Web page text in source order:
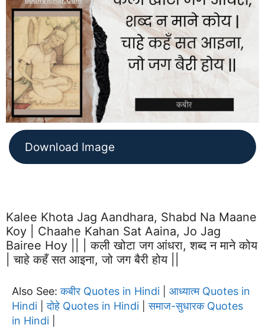
Download Image
Kalee Khota Jag Aandhara, Shabd Na Maane
Koy | Chaahe Kahan Sat Aaina, Jo Jag
Bairee Hoy || | कली खोटा जग आंधरा, शब्द न माने कोय
| चाहे कहँ सत आइना, जो जग बैरी होय ||
Also See:कबीर Quotes in Hindi
आध्यात्म Quotes in
Hindi |दोहे Quotes in Hindi |समाज-सुधारक Quotes
in Hindi